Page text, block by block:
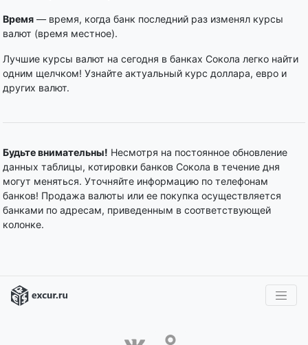
Время — время, когда банк последний раз изменял курсы
валют (время местное).
Лучшие курсы валют на сегодня в банках Сокола легко найти
одним щелчком! Узнайте актуальный курс доллара, евро и
других валют.
Будьте внимательны! Несмотря на постоянное обновление
данных таблицы, котировки банков Сокола в течение дня
могут меняться. Уточняйте информацию по телефонам
банков! Продажа валюты или ее покупка осуществляется
банками по адресам, приведенным в соответствующей
колонке.